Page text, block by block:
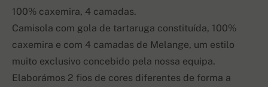
100% caxemira, 4 camadas.
Camisola com gola de tartaruga constituída, 100%
caxemira e com 4 camadas de Melange, um estilo
muito exclusivo concebido pela nossa equipa.
Elaborámos 2 fios de cores diferentes de forma a